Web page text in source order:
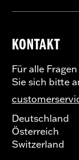
KONTAKT
Für alle
Sie sich bitte
Deutschland
Österreich
Switzerland